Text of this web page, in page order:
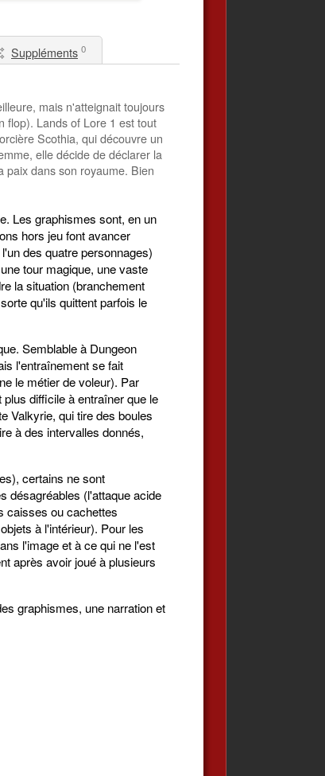
Suppléments 0
mais n'atteignait toujours
flop). Lands of Lore 1 est tout
Scothia, qui découvre un
elle décide de déclarer la
paix dans son royaume. Bien
Les graphismes sont, en un
hors jeu font avancer
des quatre personnages)
tour magique, une vaste
la situation (branchement
qu'ils quittent parfois le
Semblable à Dungeon
l'entraînement se fait
le métier de voleur). Par
difficile à entraîner que le
Valkyrie, qui tire des boules
à des intervalles donnés,
certains ne sont
désagréables (l'attaque acide
caisses ou cachettes
à l'intérieur). Pour les
l'image et à ce qui ne l'est
après avoir joué à plusieurs
graphismes, une narration et